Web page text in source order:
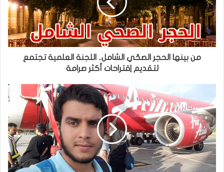
من بينها الحجر الصحّي الشامل.. اللجنة العلمية تجتمع
لتقديم اِقتراحات أكثر صرامة